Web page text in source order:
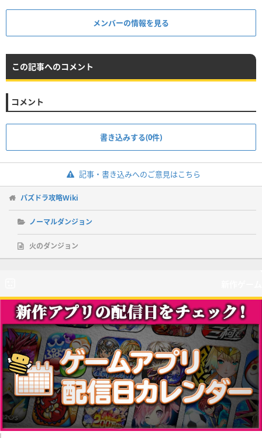
メンバーの情報を見る
この記事へのコメント
コメント
書き込みする(0件)
記事・書き込みへのご意見はこちら
パズドラ攻略Wiki
ノーマルダンジョン
火のダンジョン